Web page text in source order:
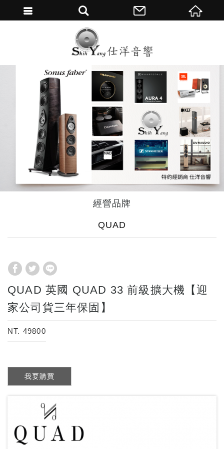
經營品牌
QUAD
QUAD 英國 QUAD 33 前級擴大機【迎
家公司貨三年保固】
NT. 49800
我要購買
繁體中文